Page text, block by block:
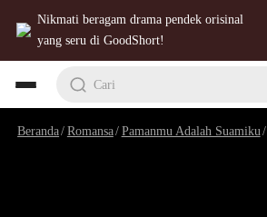
Nikmati beragam drama pendek orisinal
yang seru di GoodShort!
Cari
Beranda/Romansa/Pamanmu Adalah Suamiku/